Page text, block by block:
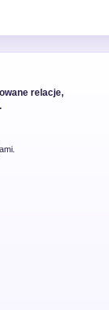
relacje,